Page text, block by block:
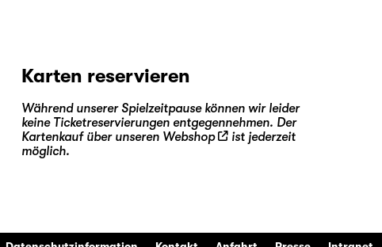
Karten reservieren
Während unserer Spielzeitpause können wir leider
keine Ticketreservierungen entgegennehmen. Der
Kartenkauf über unseren Webshop
ist jederzeit
möglich.